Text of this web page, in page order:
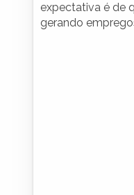
expectativa é de
gerando